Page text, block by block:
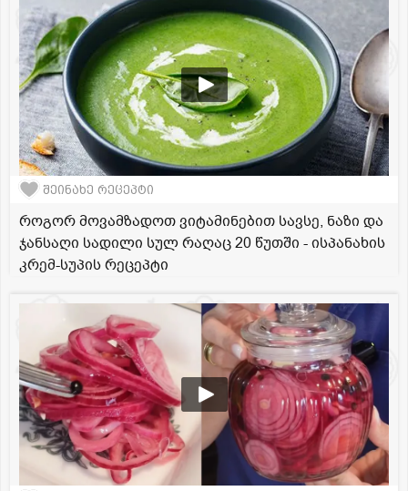
შეინახე რეცეპტი
როგორ მოვამზადოთ ვიტამინებით სავსე, ნაზი და
ჯანსაღი სადილი სულ რაღაც 20 წუთში - ისპანახის
კრემ-სუპის რეცეპტი